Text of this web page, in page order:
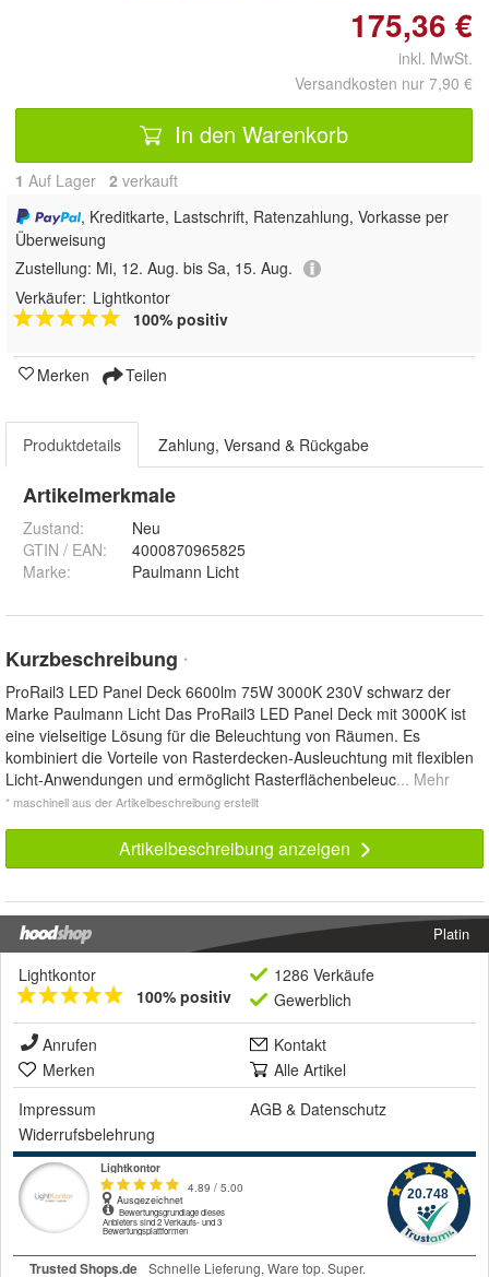
175,36 €
inkl. MwSt.
Versandkosten nur 7,90 €
In den Warenkorb
1 Auf Lager 2 verkauft
, Kreditkarte, Lastschrift, Ratenzahlung, Vorkasse per
Überweisung
Zustellung: Mi, 12. Aug. bis Sa, 15. Aug.
Verkäufer: Lightkontor
100% positiv
Merken Teilen
Produktdetails Zahlung, Versand & Rückgabe
Artikelmerkmale
Zustand:
Neu
GTIN / EAN:
4000870965825
Marke:
Paulmann Licht
Kurzbeschreibung *
ProRail3 LED Panel Deck 6600lm 75W 3000K 230V schwarz der
Marke Paulmann Licht Das ProRail3 LED Panel Deck mit 3000K ist
eine vielseitige Lösung für die Beleuchtung von Räumen. Es
kombiniert die Vorteile von Rasterdecken-Ausleuchtung mit flexiblen
Licht-Anwendungen und ermöglicht Rasterflächenbeleuc... Mehr
* maschinell aus der Artikelbeschreibung erstellt
Artikelbeschreibung anzeigen
Platin
Lightkontor
100% positiv
1286 Verkäufe
Gewerblich
Anrufen
Kontakt
Merken
Alle Artikel
Impressum
AGB & Datenschutz
Widerrufsbelehrung